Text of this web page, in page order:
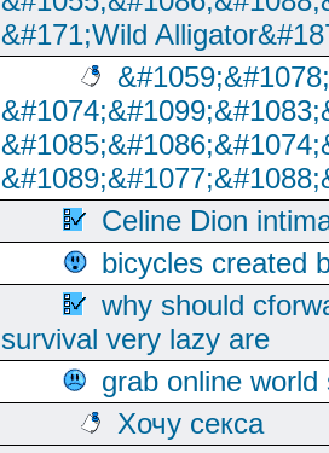
&#171;Wild
Celine Dion
bicycles created
why should
survival very lazy are
grab online
Хочу секса